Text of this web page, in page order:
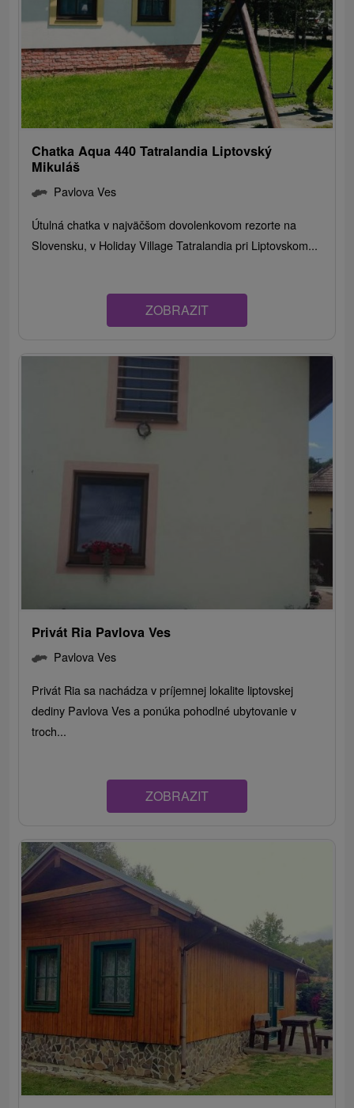
Chatka Aqua 440 Tatralandia Liptovský
Mikuláš
Pavlova Ves
Útulná chatka v najväčšom dovolenkovom rezorte na
Slovensku, v Holiday Village Tatralandia pri Liptovskom...
ZOBRAZIT
Privát Ria Pavlova Ves
Pavlova Ves
Privát Ria sa nachádza v príjemnej lokalite liptovskej
dediny Pavlova Ves a ponúka pohodlné ubytovanie v
troch...
ZOBRAZIT